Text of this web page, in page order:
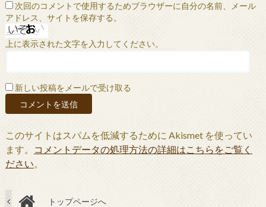
次回のコメントで使用するためブラウザーに自分の名前、メール
アドレス、サイトを保存する。
上に表示された文字を入力してください。
新しい投稿をメールで受け取る
このサイトはスパムを低減するために Akismet を使ってい
ます。
コメントデータの処理方法の詳細はこちらをご覧く
ださい。
トップページへ